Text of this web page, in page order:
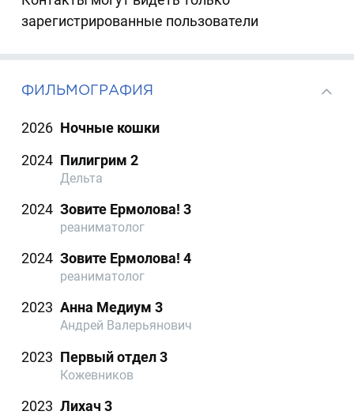
зарегистрированные пользователи
ФИЛЬМОГРАФИЯ
2026 Ночные кошки
2024 Пилигрим 2
Дельта
2024 Зовите Ермолова! 3
реаниматолог
2024 Зовите Ермолова! 4
реаниматолог
2023 Анна Медиум 3
Андрей Валерьянович
2023 Первый отдел 3
Кожевников
2023 Лихач 3